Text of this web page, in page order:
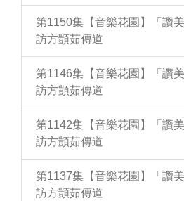
第1150集【音樂花園】「讚
訪方顗茹傳道
第1146集【音樂花園】「讚
訪方顗茹傳道
第1142集【音樂花園】「讚
訪方顗茹傳道
第1137集【音樂花園】「讚
訪方顗茹傳道